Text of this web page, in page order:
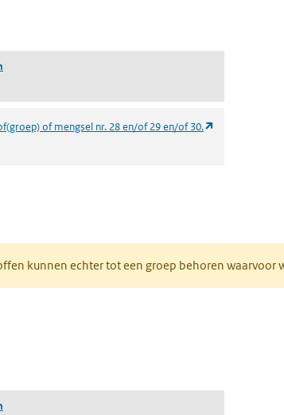
of mengsel nr. 28 en/of 29 en/of 30.
kunnen echter tot een groep behoren waarvoor